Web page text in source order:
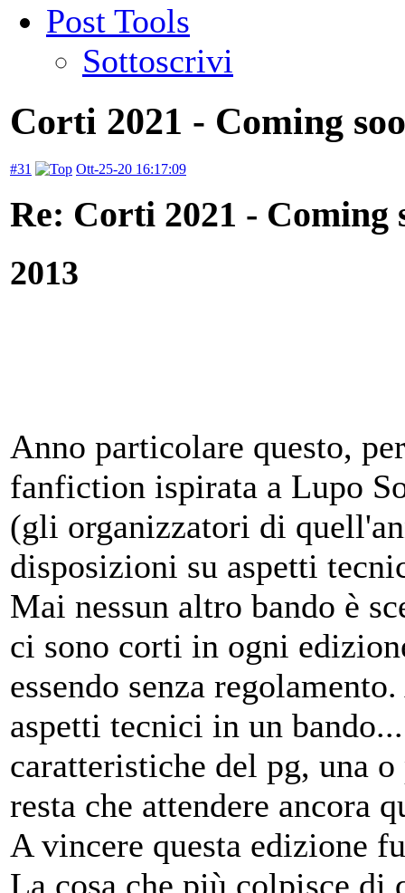
Post Tools
Sottoscrivi
Corti 2021 - Coming
#31 Ott-25-20 16:17:09
Re: Corti 2021 - Coming
2013
Anno particolare questo,
fanfiction ispirata a Lupo
(gli organizzatori di
disposizioni su aspetti
Mai nessun altro bando è
ci sono corti in ogni
essendo senza
aspetti tecnici in un
caratteristiche del pg, una
resta che attendere ancora
A vincere questa edizione
La cosa che più colpisce di